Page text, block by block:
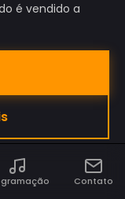
é vendido a
Contato